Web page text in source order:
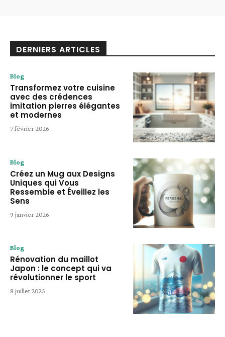
DERNIERS ARTICLES
Blog
Transformez votre cuisine
avec des crédences
imitation pierres élégantes
et modernes
7 février 2026
Blog
Créez un Mug aux Designs
Uniques qui Vous
Ressemble et Éveillez les
Sens
9 janvier 2026
Blog
Rénovation du maillot
Japon : le concept qui va
révolutionner le sport
8 juillet 2025